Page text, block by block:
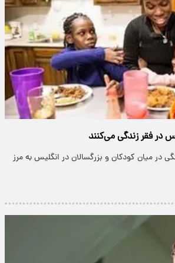
در فقر زندگی می‌کنند
در میان کودکان و بزرگسالان در انگلیس به مرز